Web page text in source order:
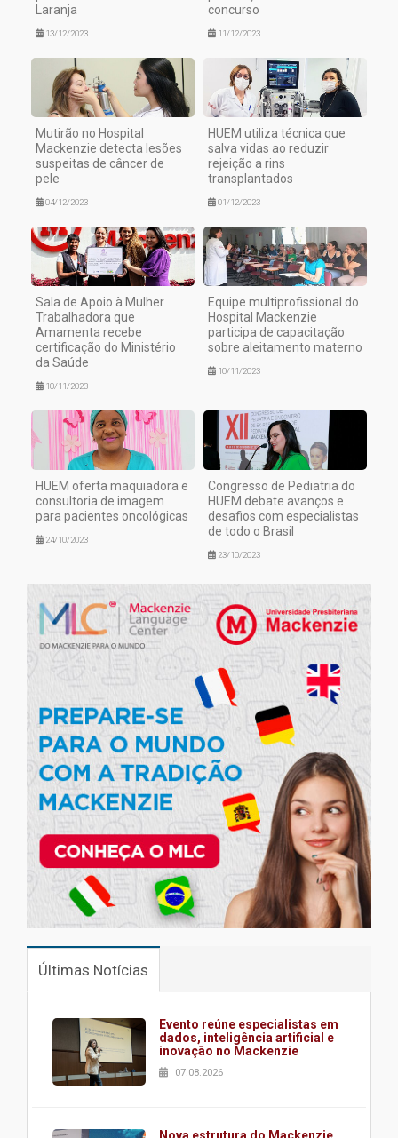
Laranja
13/12/2023
concurso
11/12/2023
Mutirão no Hospital
Mackenzie detecta lesões
suspeitas de câncer de
pele
04/12/2023
HUEM utiliza técnica que
salva vidas ao reduzir
rejeição a rins
transplantados
01/12/2023
Sala de Apoio à Mulher
Trabalhadora que
Amamenta recebe
certificação do Ministério
da Saúde
10/11/2023
Equipe multiprofissional do
Hospital Mackenzie
participa de capacitação
sobre aleitamento materno
10/11/2023
HUEM oferta maquiadora e
consultoria de imagem
para pacientes oncológicas
24/10/2023
Congresso de Pediatria do
HUEM debate avanços e
desafios com especialistas
de todo o Brasil
23/10/2023
Últimas Notícias
Evento reúne especialistas em
dados, inteligência artificial e
inovação no Mackenzie
07.08.2026
Nova estrutura do Mackenzie